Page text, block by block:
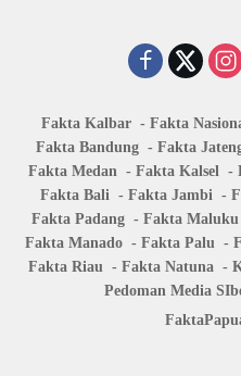
Fakta Kalbar Fakta
Fakta Bandung
Fakta
Fakta Medan
Fakta Kalsel
Fakta Bali
Fakta Jambi
Fakta Padang
Fakta Maluku
Fakta Manado
Fakta Palu
Fakta Riau
Fakta Natuna
Pedoman Media